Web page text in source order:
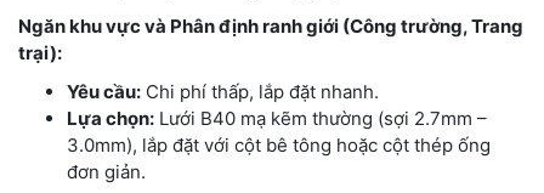
Ngăn khu vực và Phân định ranh giới (Công trường, Trang
trại):
Yêu cầu: Chi phí thấp, lắp đặt nhanh.
Lựa chọn: Lưới B40 mạ kẽm thường (sợi 2.7mm –
3.0mm), lắp đặt với cột bê tông hoặc cột thép ống
đơn giản.